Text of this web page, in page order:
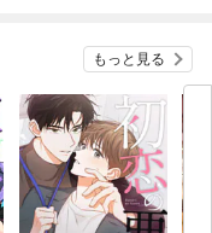
もっと見る